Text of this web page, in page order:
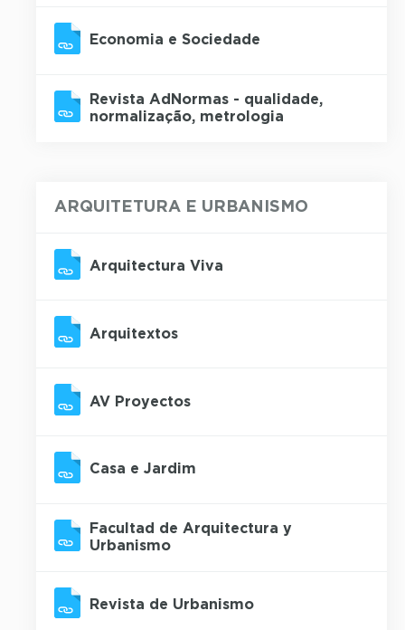
Economia e Sociedade
Revista AdNormas - qualidade,
normalização, metrologia
ARQUITETURA E URBANISMO
Arquitectura Viva
Arquitextos
AV Proyectos
Casa e Jardim
Facultad de Arquitectura y
Urbanismo
Revista de Urbanismo